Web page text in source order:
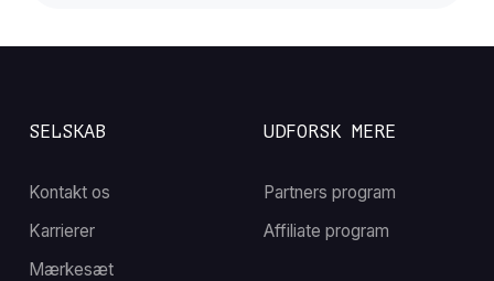
SELSKAB
Kontakt os
Karrierer
Mærkesæt
UDFORSK MERE
Partners program
Affiliate program